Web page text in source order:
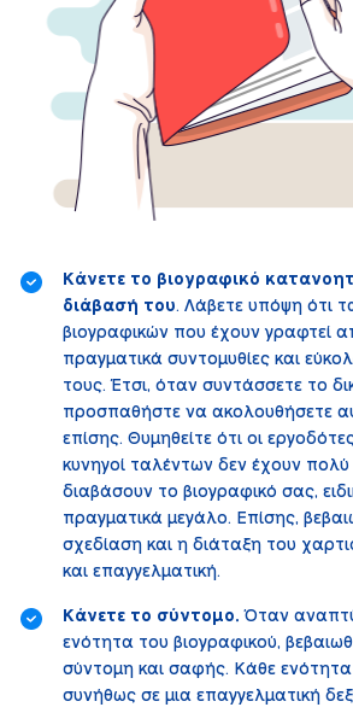
Κάνετε το βιογραφικό
διάβασή του. Λάβετε υπόψη ότι
βιογραφικών που έχουν γραφτεί
πραγματικά συντομυθίες και
τους. Έτσι, όταν συντάσσετε το
προσπαθήστε να ακολουθήσετε
επίσης. Θυμηθείτε ότι οι
κυνηγοί ταλέντων δεν έχουν
διαβάσουν το βιογραφικό σας,
πραγματικά μεγάλο. Επίσης,
σχεδίαση και η διάταξη του
και επαγγελματική.
Κάνετε το σύντομο. Όταν
ενότητα του βιογραφικού,
σύντομη και σαφής. Κάθε
συνήθως σε μια επαγγελματική